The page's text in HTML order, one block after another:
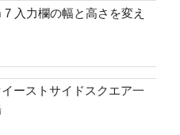
7 入力欄の幅と高さを変え
ーストサイドスクエア一